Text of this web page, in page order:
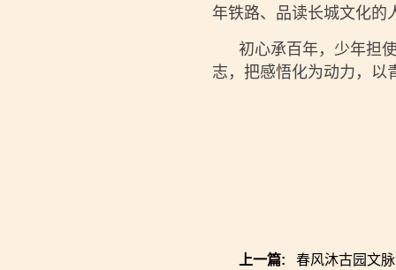
年铁路、品读长城文化的
初心承百年，少年担使
志，把感悟化为动力，以
上一篇: 春风沐古园文